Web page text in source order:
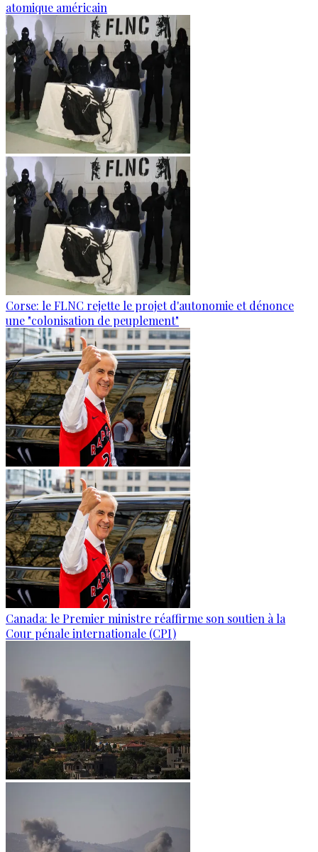
atomique américain
Corse: le FLNC rejette le projet d'autonomie et dénonce
une "colonisation de peuplement"
Canada: le Premier ministre réaffirme son soutien à la
Cour pénale internationale (CPI)